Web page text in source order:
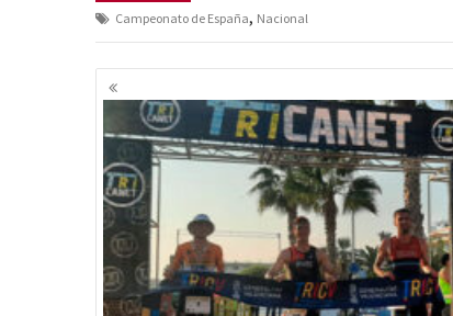
Campeonato de España, Nacional
Navegación
de
entradas